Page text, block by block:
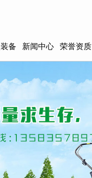
备 新闻中心 荣誉资质